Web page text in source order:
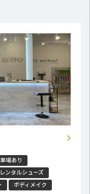
場あり
レンタルシューズ
ボディメイク